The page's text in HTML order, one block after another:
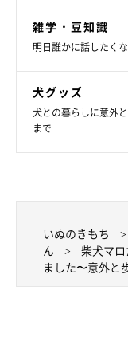
お散歩が終わると、
雑学・豆知識
明日誰かに話したく
犬グッズ
犬との暮らしに意外
まで
いぬのきもち
ん
柴犬マ
ました〜意外と